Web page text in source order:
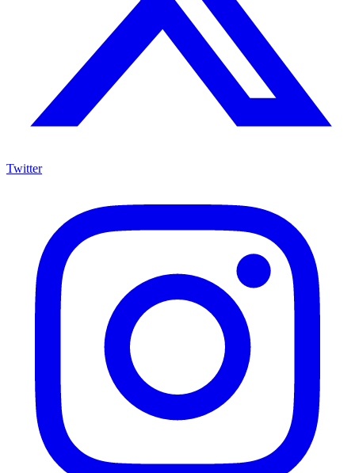
Twitter